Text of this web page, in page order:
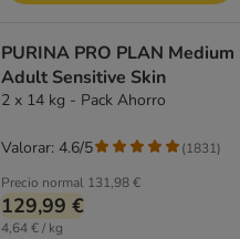
PURINA PRO PLAN Medium
Adult Sensitive Skin
2 x 14 kg - Pack Ahorro
Precio normal 131,98 €
129,99 €
4,64 € / kg
Valorar: 4.6/5 (1831)